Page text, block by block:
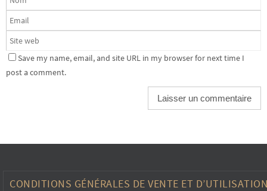
Save my name, email, and site URL in my browser for next time I
post a comment.
CONDITIONS GÉNÉRALES DE VENTE ET